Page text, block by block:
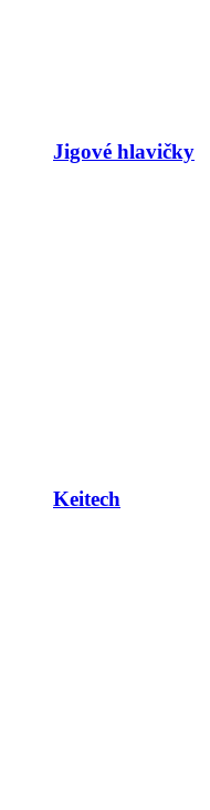
Jigové hlavičky
Keitech